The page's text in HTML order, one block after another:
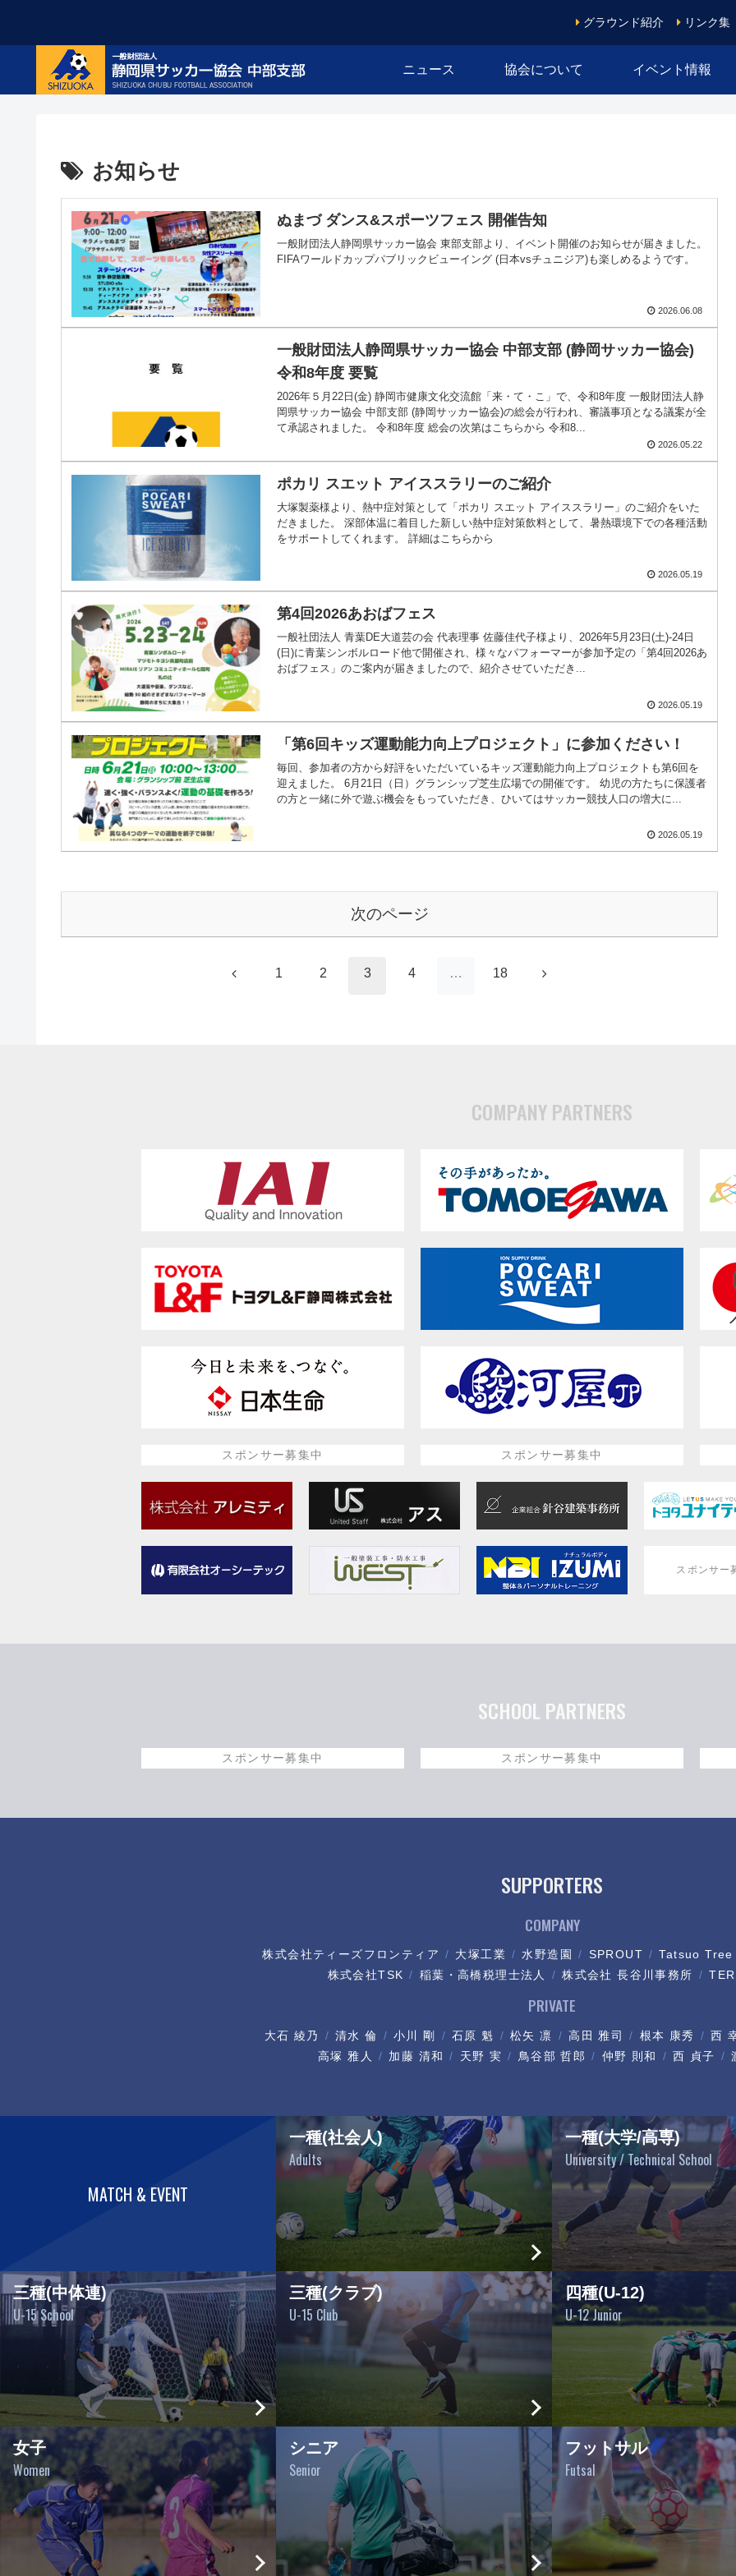
グラウンド紹介 リンク集
ニュース 協会について イベント情報
お知らせ
ぬまづ ダンス&スポーツフェス 開催告知
一般財団法人静岡県サッカー協会 東部支部より、イベント開催のお知らせが届きました。
FIFAワールドカップパブリックビューイング (日本vsチュニジア)も楽しめるようです。
2026.06.08
一般財団法人静岡県サッカー協会 中部支部 (静岡サッカー協会)
令和8年度 要覧
2026年５月22日(金) 静岡市健康文化交流館「来・て・こ」で、令和8年度 一般財団法人静
岡県サッカー協会 中部支部 (静岡サッカー協会)の総会が行われ、審議事項となる議案が全
て承認されました。 令和8年度 総会の次第はこちらから 令和8...
2026.05.22
ポカリ スエット アイススラリーのご紹介
大塚製薬様より、熱中症対策として「ポカリ スエット アイススラリー」のご紹介をいた
だきました。 深部体温に着目した新しい熱中症対策飲料として、暑熱環境下での各種活動
をサポートしてくれます。 詳細はこちらから
2026.05.19
第4回2026あおばフェス
一般社団法人 青葉DE大道芸の会 代表理事 佐藤佳代子様より、2026年5月23日(土)-24日
(日)に青葉シンボルロード他で開催され、様々なパフォーマーが参加予定の「第4回2026あ
おばフェス」のご案内が届きましたので、紹介させていただき...
2026.05.19
「第6回キッズ運動能力向上プロジェクト」に参加ください！
毎回、参加者の方から好評をいただいているキッズ運動能力向上プロジェクトも第6回を
迎えました。 6月21日（日）グランシップ芝生広場での開催です。 幼児の方たちに保護者
の方と一緒に外で遊ぶ機会をもっていただき、ひいてはサッカー競技人口の増大に...
2026.05.19
次のページ
前 1 2 3 4 … 18 次
COMPANY PARTNERS
スポンサー募集中 スポンサー募集中
スポンサー
SCHOOL PARTNERS
スポンサー募集中 スポンサー募集中
SUPPORTERS
COMPANY
株式会社ティーズフロンティア 大塚工業 水野造園 SPROUT
Tatsuo
株式会社TSK
稲葉・高橋税理士法人 株式会社 長谷川事務所
PRIVATE
大石 綾乃 清水 倫 小川 剛 石原 魁 松矢 凛 高田 雅司 根本 康秀
西
高塚 雅人
加藤 清和 天野 実 鳥谷部 哲郎 仲野 則和 西 貞子
MATCH & EVENT
一種(社会人)
Adults
一種(大学/高専)
University / Technical School
三種(中体連)
U-15 School
三種(クラブ)
U-15 Club
四種(U-12)
U-12 Junior
女子
Women
シニア
Senior
フットサル
Futsal